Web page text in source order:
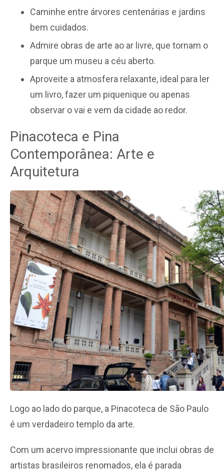
Caminhe entre árvores centenárias e jardins
bem cuidados.
Admire obras de arte ao ar livre, que tornam o
parque um museu a céu aberto.
Aproveite a atmosfera relaxante, ideal para ler
um livro, fazer um piquenique ou apenas
observar o vai e vem da cidade ao redor.
Pinacoteca e Pina
Contemporânea: Arte e
Arquitetura
Logo ao lado do parque, a Pinacoteca de São Paulo
é um verdadeiro templo da arte.
Com um acervo impressionante que inclui obras de
artistas brasileiros renomados, ela é parada